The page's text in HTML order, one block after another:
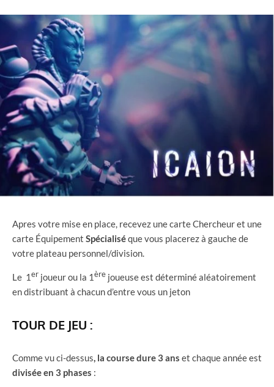
Apres votre mise en place, recevez une carte Chercheur et une
carte Équipement Spécialiséque vous placerez à gauche de
votre plateau personnel/division.
Le 1 er joueur ou la 1 ère joueuse est déterminé aléatoirement
en distribuant à chacun d’entre vous un jeton
TOUR DE JEU :
Comme vu ci-dessus, la course dure 3 ans et chaque année est
divisée en 3 phases :